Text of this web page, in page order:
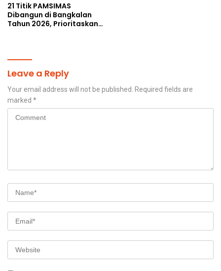
21 Titik PAMSIMAS
Dibangun di Bangkalan
Tahun 2026, Prioritaskan
Leave a Reply
Your email address will not be published.
Required fields are
marked *